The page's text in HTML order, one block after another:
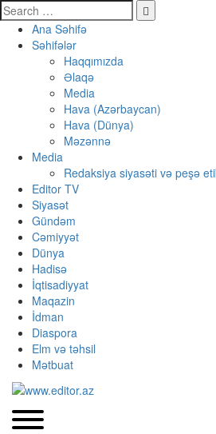
Ana Səhifə
Səhifələr
Haqqımızda
Əlaqə
Media
Hava (Azərbaycan)
Hava (Dünya)
Məzənnə
Media
Redaksiya siyasəti və peşə
Editor TV
Siyasət
Gündəm
Cəmiyyət
Dünya
Hadisə
İqtisadiyyat
Maqazin
İdman
Diaspora
Elm və təhsil
Mətbuat